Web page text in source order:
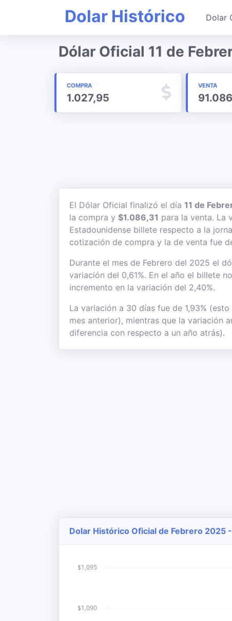
Dolar Histórico Dolar
Dólar Oficial 11 de
COMPRA
1.027,95
VENTA
El Dólar Oficial finalizó el día 11 de
la compra y $1.086,31 para la venta. La
Estadounidense billete respecto a la
cotización de compra y la de venta fue
Durante el mes de Febrero del 2025 el
variación del 0,61%. En el año el billete
incremento en la variación del 2,40%.
La variación a 30 días fue de 1,93%
mes anterior), mientras que la variación
diferencia con respecto a un año atrás).
Dolar Histórico Oficial de Febrero 2025